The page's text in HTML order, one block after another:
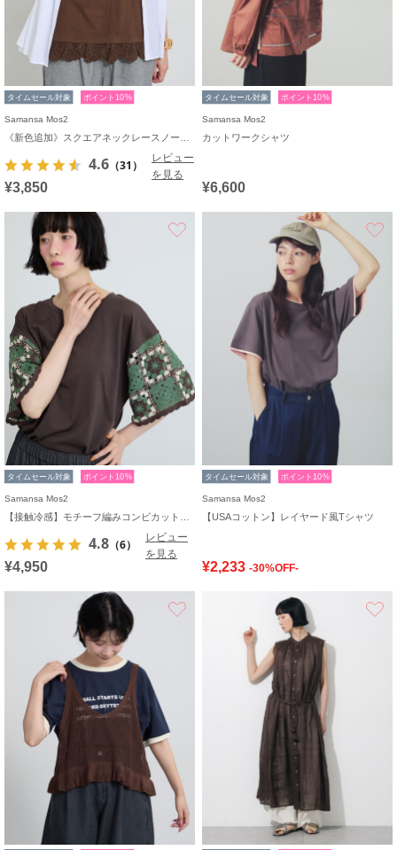
タイムセール対象 ポイント10%
Samansa Mos2
4.6 （31）
レビュー
を見る
¥3,850
タイムセール対象 ポイント10%
Samansa Mos2
カットワークシャツ
¥6,600
タイムセール対象 ポイント10%
Samansa Mos2
4.8 （6）
レビュー
を見る
¥4,950
タイムセール対象 ポイント10%
Samansa Mos2
【USAコットン】レイヤード風Tシャツ
¥2,233 -30%OFF-